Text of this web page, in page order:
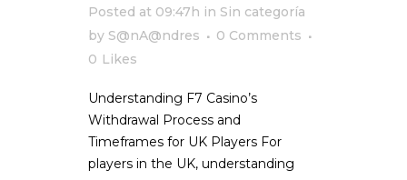
Posted at 09:47h in Sin categoría
by S@nA@ndres
0 Comments
0 Likes
Understanding F7 Casino’s
Withdrawal Process and
Timeframes for UK Players For
players in the UK, understanding